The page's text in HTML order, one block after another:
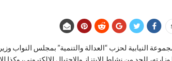
النيابية لحزب “العدالة والتنمية” بمجلس النواب
للحد من نشاط الابتزاز والاحتيال الإلكتروني، وكذا